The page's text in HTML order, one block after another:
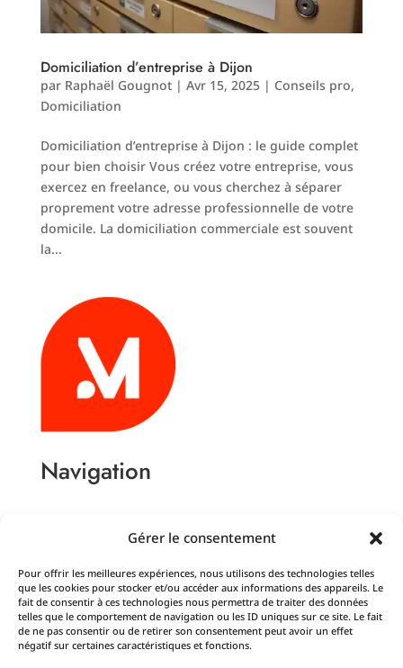
Gérer le consentement
Pour offrir les meilleures expériences, nous utilisons des technologies telles
que les cookies pour stocker et/ou accéder aux informations des appareils. Le
fait de consentir à ces technologies nous permettra de traiter des données
telles que le comportement de navigation ou les ID uniques sur ce site. Le fait
de ne pas consentir ou de retirer son consentement peut avoir un effet
négatif sur certaines caractéristiques et fonctions.
Domiciliation d’entreprise à Dijon
par Raphaël Gougnot| Avr 15, 2025| Conseils pro,
Domiciliation
Domiciliation d’entreprise à Dijon : le guide complet
pour bien choisir Vous créez votre entreprise, vous
exercez en freelance, ou vous cherchez à séparer
proprement votre adresse professionnelle de votre
domicile. La domiciliation commerciale est souvent
la...
Navigation
Accueil Actualités
Le Coworking à Dijon
Louer un bureau à l’heure à Dijon
Domiciliation d’entreprise à Dijon